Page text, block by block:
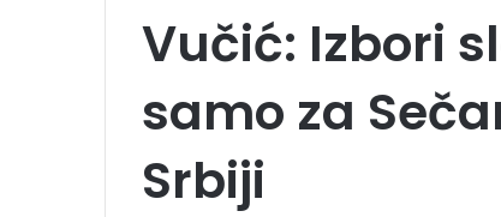
Vučić: Izbori
samo za
Srbiji